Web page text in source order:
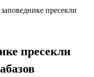
пресекли
пресекли